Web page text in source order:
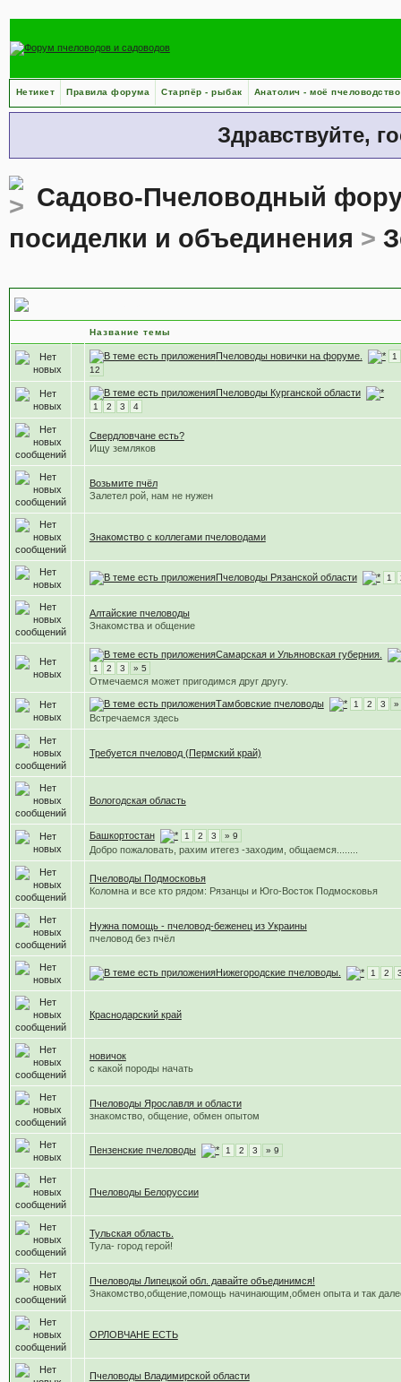
Нетикет Правила форума Старпёр - рыбак Анатолич - моё пчеловодство
Здравствуйте,
Садово-Пчеловодный
посиделки и объединения >
Название темы
Пчеловоды новички на форуме.
1
12
Пчеловоды Курганской области
1 2 3 4
Свердловчане есть?
Ищу земляков
Возьмите пчёл
Залетел рой, нам не нужен
Знакомство с коллегами пчеловодами
Пчеловоды Рязанской области 1
Алтайские пчеловоды
Знакомства и общение
Самарская и Ульяновская губерния.
1 2 3 » 5
Отмечаемся может пригодимся друг другу.
Тамбовские пчеловоды 1 2 3 »
Встречаемся здесь
Требуется пчеловод (Пермский край)
Вологодская область
Башкортостан 1 2 3 » 9
Добро пожаловать, рахим итегез -заходим, общаемся........
Пчеловоды Подмосковья
Коломна и все кто рядом: Рязанцы и Юго-Восток Подмосковья
Нужна помощь - пчеловод-беженец из Украины
пчеловод без пчёл
Нижегородские пчеловоды. 1 2
Краснодарский край
новичок
с какой породы начать
Пчеловоды Ярославля и области
знакомство, общение, обмен опытом
Пензенские пчеловоды 1 2 3 » 9
Пчеловоды Белоруссии
Тульская область.
Тула- город герой!
Пчеловоды Липецкой обл. давайте объединимся!
Знакомство,общение,помощь начинающим,обмен опыта и так
ОРЛОВЧАНЕ ЕСТЬ
Пчеловоды Владимирской области